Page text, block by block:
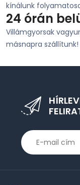
kínálunk
24 órán
Villámgyorsak
másnapra szállítunk!